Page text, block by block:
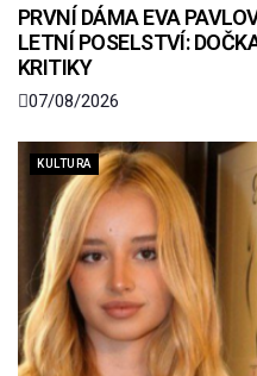
PRVNÍ DÁMA EVA
LETNÍ POSELSTVÍ:
KRITIKY
07/08/2026
KULTURA